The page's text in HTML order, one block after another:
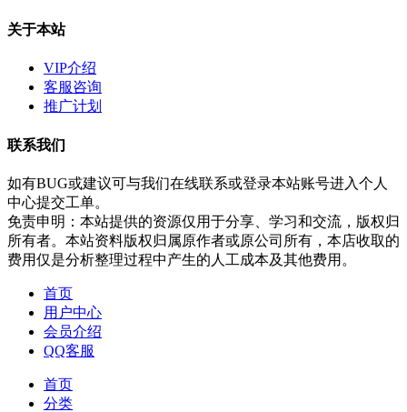
关于本站
VIP介绍
客服咨询
推广计划
联系我们
如有BUG或建议可与我们在线联系或登录本站账号进入个人
中心提交工单。
免责申明：本站提供的资源仅用于分享、学习和交流，版权归
所有者。本站资料版权归属原作者或原公司所有，本店收取的
费用仅是分析整理过程中产生的人工成本及其他费用。
首页
用户中心
会员介绍
QQ客服
首页
分类